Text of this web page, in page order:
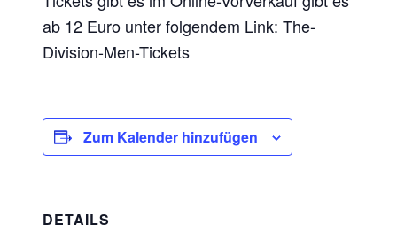
ab 12 Euro unter folgendem Link: The-
Division-Men-Tickets
Zum Kalender hinzufügen
DETAILS